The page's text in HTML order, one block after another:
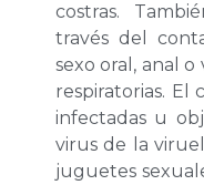
costras.
través del
sexo oral, anal
respiratorias. El
infectadas u
virus de la
juguetes